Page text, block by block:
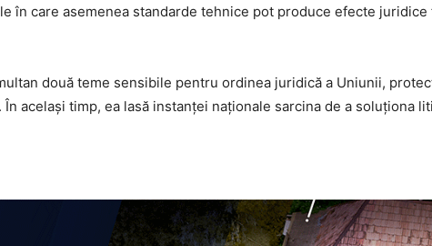
în care asemenea standarde tehnice pot produce efecte juridice
două teme sensibile pentru ordinea juridică a Uniunii,
același timp, ea lasă instanței naționale sarcina de a soluționa